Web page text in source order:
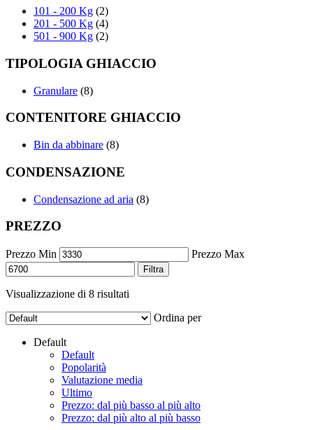
101 - 200 Kg (2)
201 - 500 Kg (4)
501 - 900 Kg (2)
TIPOLOGIA GHIACCIO
Granulare (8)
CONTENITORE GHIACCIO
Bin da abbinare (8)
CONDENSAZIONE
Condensazione ad aria (8)
PREZZO
Prezzo Min Prezzo Max
Filtra
Visualizzazione di 8 risultati
Ordina per
Default
Default
Popolarità
Valutazione media
Ultimo
Prezzo: dal più basso al più alto
Prezzo: dal più alto al più basso